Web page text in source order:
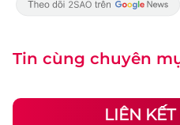
Tin cùng chuyên
LIÊN